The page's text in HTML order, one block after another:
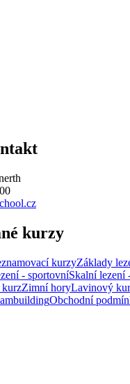
kurzy
kurzyZáklady
- sportovníSkalní lezení
Zimní horyLavinový
Obchodní